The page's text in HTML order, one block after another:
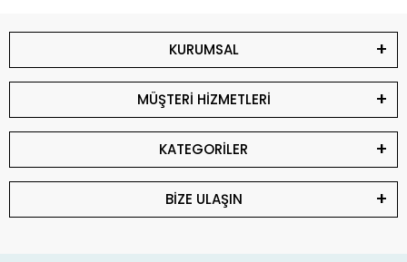
KURUMSAL
MÜŞTERİ HİZMETLERİ
KATEGORİLER
BİZE ULAŞIN